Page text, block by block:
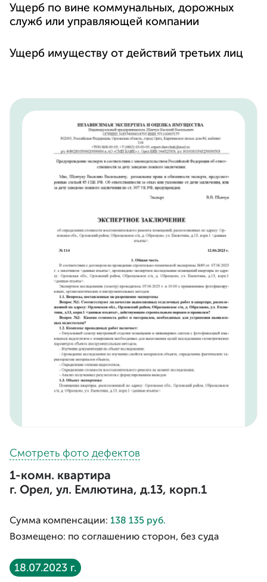
Ущерб по вине коммунальных, дорожных
служб или управляющей компании
Ущерб имуществу от действий третьих лиц
Смотреть фото дефектов
1-комн. квартира
г. Орел, ул. Емлютина, д.13, корп.1
Сумма компенсации: 138 135 руб.
Возмещено: по соглашению сторон, без суда
18.07.2023 г.